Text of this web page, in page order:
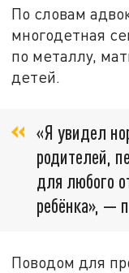
По словам
многодетная
по металлу,
детей.
«Я увидел
родителей,
для любого
ребёнка», —
Поводом для